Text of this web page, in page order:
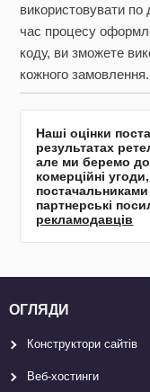
використовувати по
час процесу
коду, ви зможете
кожного замовлення.
Наші оцінки
результатах
але ми беремо до
комерційні
постачальниками
партнерські
рекламодавців
ОГЛЯДИ
Конструктори сайтів
Веб-хостинги